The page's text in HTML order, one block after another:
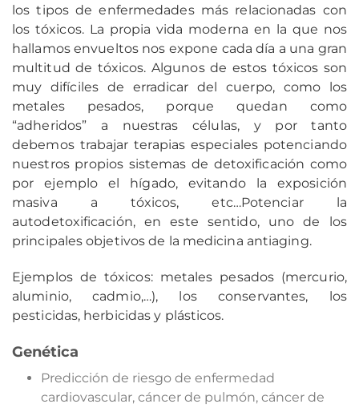
los tipos de enfermedades más relacionadas con
los tóxicos. La propia vida moderna en la que nos
hallamos envueltos nos expone cada día a una gran
multitud de tóxicos. Algunos de estos tóxicos son
muy difíciles de erradicar del cuerpo, como los
metales pesados, porque quedan como
“adheridos” a nuestras células, y por tanto
debemos trabajar terapias especiales potenciando
nuestros propios sistemas de detoxificación como
por ejemplo el hígado, evitando la exposición
masiva a tóxicos, etc…Potenciar la
autodetoxificación, en este sentido, uno de los
principales objetivos de la medicina antiaging.
Ejemplos de tóxicos: metales pesados (mercurio,
aluminio, cadmio,…), los conservantes, los
pesticidas, herbicidas y plásticos.
Genética
Predicción de riesgo de enfermedad
cardiovascular, cáncer de pulmón, cáncer de